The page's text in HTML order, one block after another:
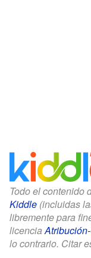
Todo el contenido
Kiddle (incluidas
libremente para
licencia
lo contrario. Citar